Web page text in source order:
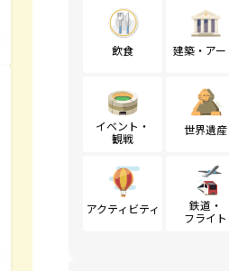
飲食 建築・アー
イベント・
観戦
世界遺産
アクティビティ
鉄道・
フライト